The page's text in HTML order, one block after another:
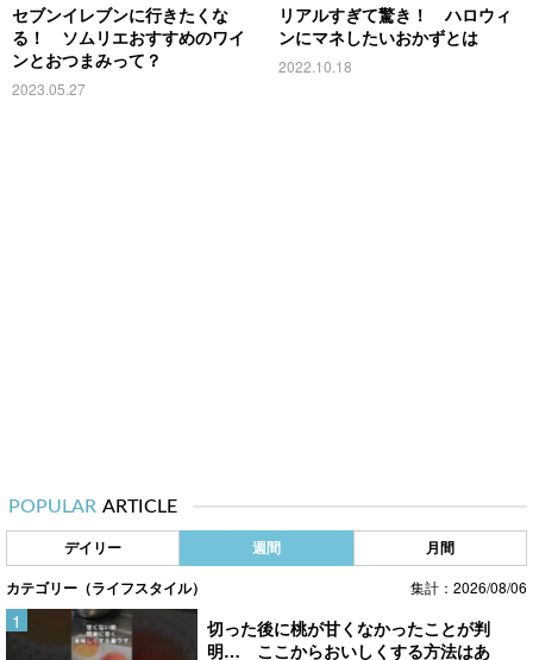
セブンイレブンに行きたくな
る！ ソムリエおすすめのワイ
ンとおつまみって？
2023.05.27
リアルすぎて驚き！ ハロウィ
ンにマネしたいおかずとは
2022.10.18
POPULAR ARTICLE
デイリー 週間 月間
カテゴリー（ライフスタイル） 集計：2026/08/06
切った後に桃が甘くなかったことが判
明… ここからおいしくする方法はあ